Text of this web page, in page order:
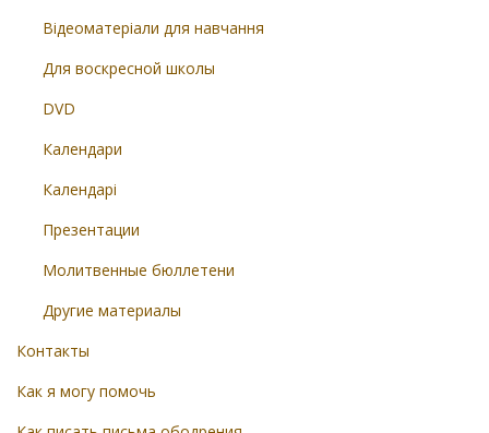
Відеоматеріали для навчання
Для воскресной школы
DVD
Календари
Календарі
Презентации
Молитвенные бюллетени
Другие материалы
Контакты
Как я могу помочь